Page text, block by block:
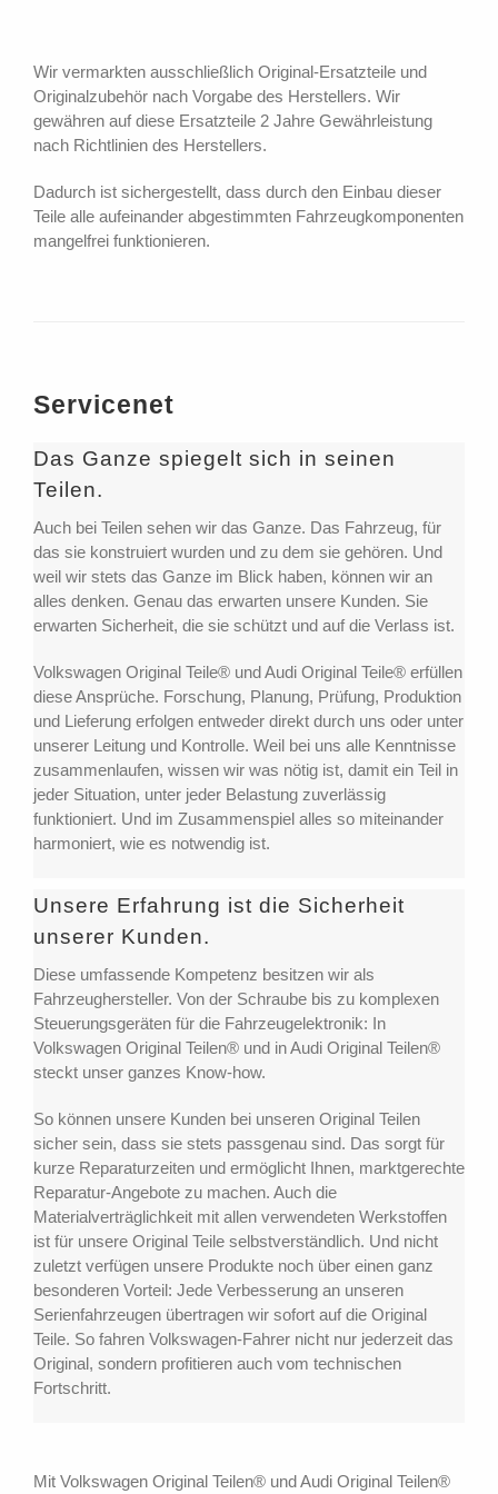
Wir vermarkten ausschließlich Original-Ersatzteile und
Originalzubehör nach Vorgabe des Herstellers. Wir
gewähren auf diese Ersatzteile 2 Jahre Gewährleistung
nach Richtlinien des Herstellers.
Dadurch ist sichergestellt, dass durch den Einbau dieser
Teile alle aufeinander abgestimmten Fahrzeugkomponenten
mangelfrei funktionieren.
Servicenet
Das Ganze spiegelt sich in seinen
Teilen.
Auch bei Teilen sehen wir das Ganze. Das Fahrzeug, für
das sie konstruiert wurden und zu dem sie gehören. Und
weil wir stets das Ganze im Blick haben, können wir an
alles denken. Genau das erwarten unsere Kunden. Sie
erwarten Sicherheit, die sie schützt und auf die Verlass ist.
Volkswagen Original Teile® und Audi Original Teile® erfüllen
diese Ansprüche. Forschung, Planung, Prüfung, Produktion
und Lieferung erfolgen entweder direkt durch uns oder unter
unserer Leitung und Kontrolle. Weil bei uns alle Kenntnisse
zusammenlaufen, wissen wir was nötig ist, damit ein Teil in
jeder Situation, unter jeder Belastung zuverlässig
funktioniert. Und im Zusammenspiel alles so miteinander
harmoniert, wie es notwendig ist.
Unsere Erfahrung ist die Sicherheit
unserer Kunden.
Diese umfassende Kompetenz besitzen wir als
Fahrzeughersteller. Von der Schraube bis zu komplexen
Steuerungsgeräten für die Fahrzeugelektronik: In
Volkswagen Original Teilen® und in Audi Original Teilen®
steckt unser ganzes Know-how.
So können unsere Kunden bei unseren Original Teilen
sicher sein, dass sie stets passgenau sind. Das sorgt für
kurze Reparaturzeiten und ermöglicht Ihnen, marktgerechte
Reparatur-Angebote zu machen. Auch die
Materialverträglichkeit mit allen verwendeten Werkstoffen
ist für unsere Original Teile selbstverständlich. Und nicht
zuletzt verfügen unsere Produkte noch über einen ganz
besonderen Vorteil: Jede Verbesserung an unseren
Serienfahrzeugen übertragen wir sofort auf die Original
Teile. So fahren Volkswagen-Fahrer nicht nur jederzeit das
Original, sondern profitieren auch vom technischen
Fortschritt.
Mit Volkswagen Original Teilen® und Audi Original Teilen®